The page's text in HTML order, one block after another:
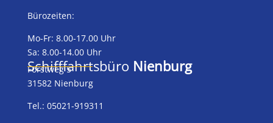
Bürozeiten:
Mo-Fr: 8.00-17.00 Uhr
Sa: 8.00-14.00 Uhr
Schifffahrtsbüro Nienburg
Forstweg 5
31582 Nienburg
Tel.: 05021-919311